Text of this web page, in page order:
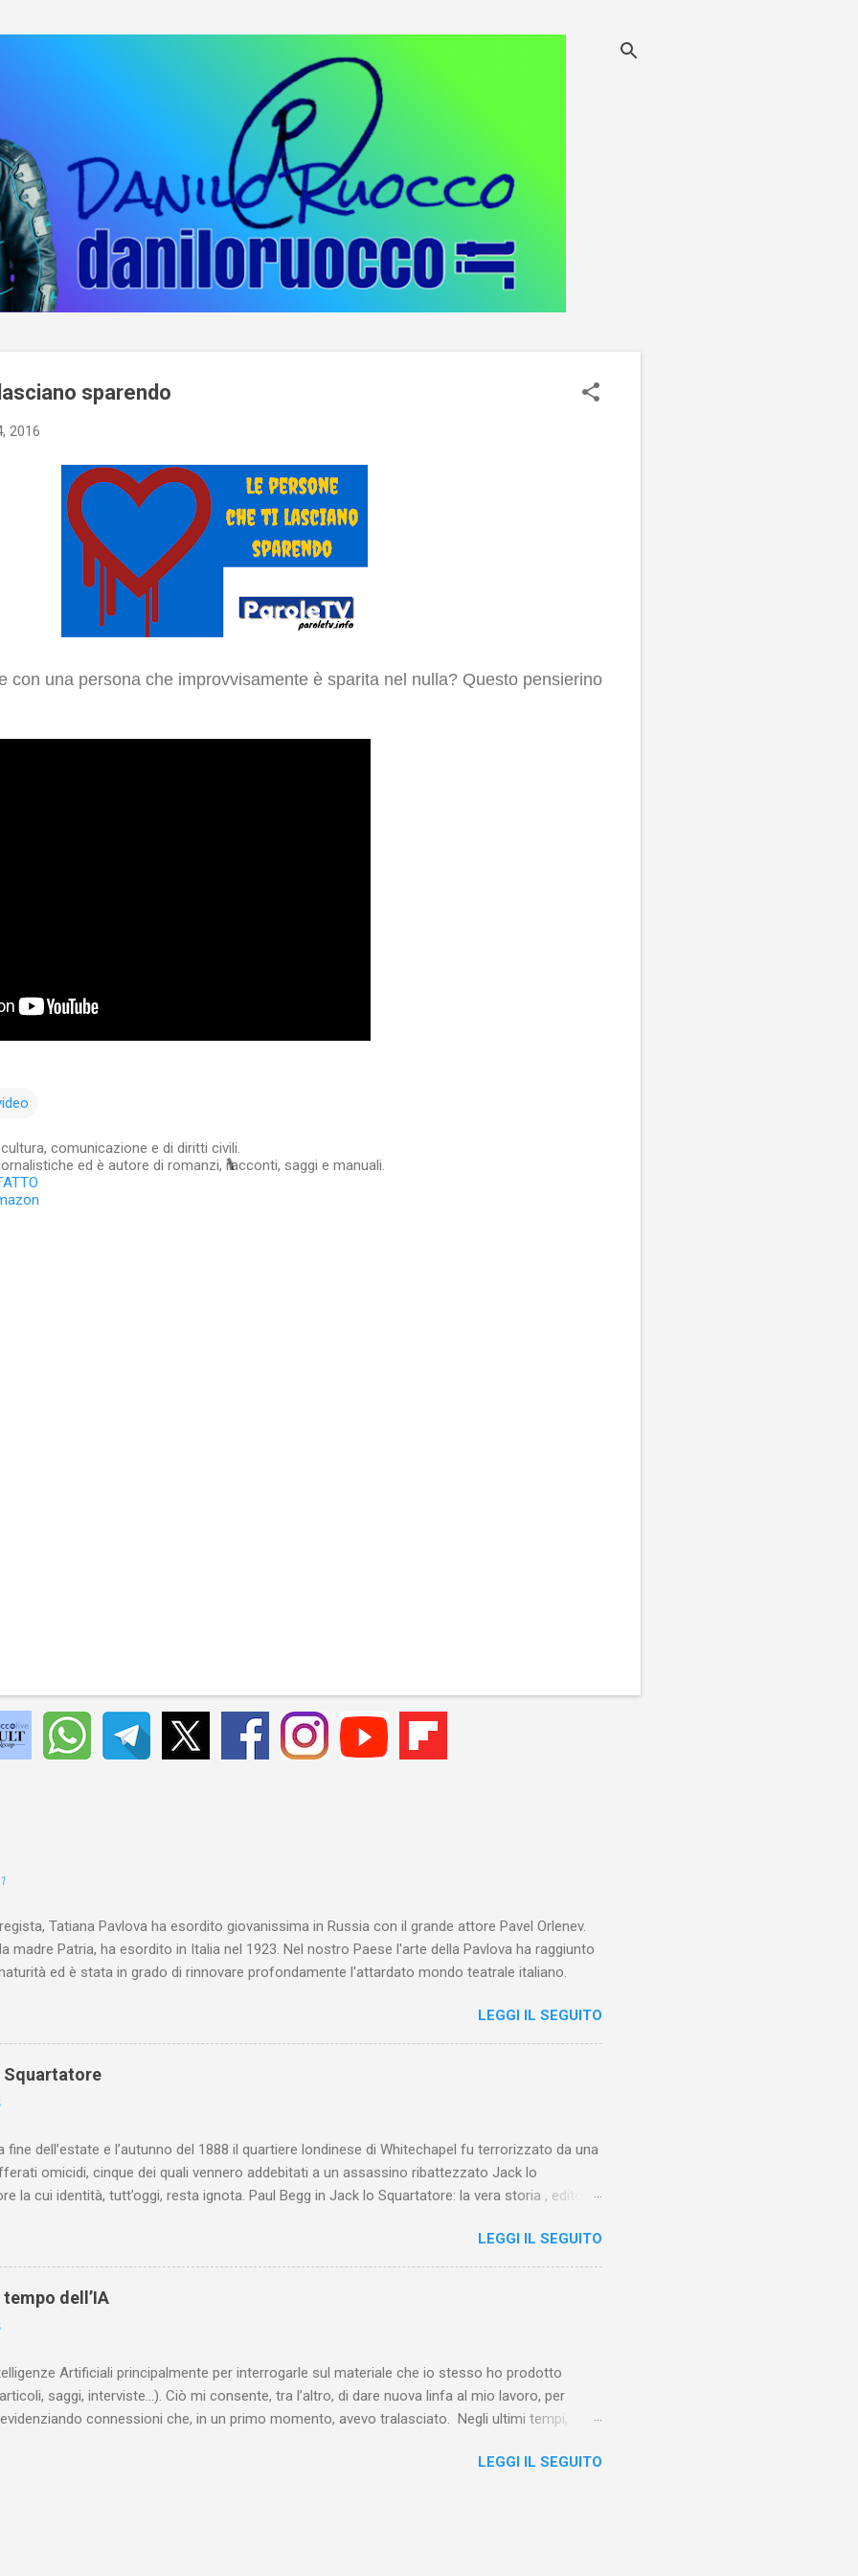
sparendo
2016
con una persona che improvvisamente è sparita nel nulla? Questo pensierino
comunicazione e di diritti civili.
ed è autore di romanzi, racconti, saggi e manuali.
Tatiana Pavlova ha esordito giovanissima in Russia con il grande attore Pavel Orlenev.
madre Patria, ha esordito in Italia nel 1923. Nel nostro Paese l'arte della Pavlova ha raggiunto
ed è stata in grado di rinnovare profondamente l'attardato mondo teatrale italiano.
LEGGI IL SEGUITO
Squartatore
fine dell’estate e l’autunno del 1888 il quartiere londinese di Whitechapel fu terrorizzato da una
omicidi, cinque dei quali vennero addebitati a un assassino ribattezzato Jack lo
la cui identità, tutt’oggi, resta ignota. Paul Begg in Jack lo Squartatore: la vera storia , edito da
(e, in alcuni capitoli, soprattutto) a ricostruire la storia di Whitechapel e del East End e a
le lotte intestine al Ministero dell’Interno. Ne esce un quadro davvero sconsolante:
sociale dell'Inghilterra vittoriana era inverosimilmente classista, e al suo vertice c’era una
che non aveva alcun interesse nei confronti delle classi subalterne. Non era
a sapere quali fossero le reali condizioni di vita delle persone che abitavano nell’East End e
LEGGI IL SEGUITO
dell’IA
Artificiali principalmente per interrogarle sul materiale che io stesso ho prodotto
saggi, interviste…). Ciò mi consente, tra l’altro, di dare nuova linfa al mio lavoro, per
connessioni che, in un primo momento, avevo tralasciato. Negli ultimi tempi,
(già NotebookLM) e lo riempio con il materiale che ho già realizzato nel corso del tempo e che
LEGGI IL SEGUITO